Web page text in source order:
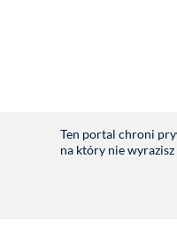
Ten portal chroni
na który nie